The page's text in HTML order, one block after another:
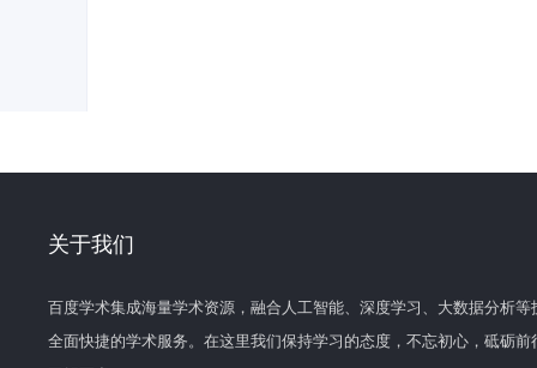
关于我们
百度学术集成海量学术资源，融合人工智能、深度学习、大数据分析
全面快捷的学术服务。在这里我们保持学习的态度，不忘初心，砥砺前